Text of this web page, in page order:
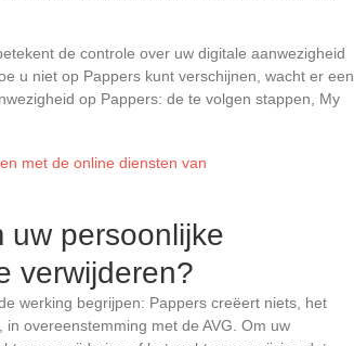
de controle over uw digitale aanwezigheid
u niet op Pappers kunt verschijnen, wacht er een
op Pappers: de te volgen stappen, My
met de online diensten van
uw persoonlijke
verwijderen?
werking begrijpen: Pappers creëert niets, het
overeenstemming met de AVG. Om uw